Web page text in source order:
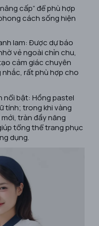
cấp” để phù hợp
cách sống hiện
lam: Được dự báo
vẻ ngoài chỉn chu,
cảm giác chuyên
rất phù hợp cho
nổi bật: Hồng pastel
tính; trong khi vàng
tràn đầy năng
tổng thể trang phục
dụng.